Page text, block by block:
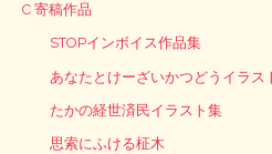
C 寄稿作品
STOPインボイス作品集
あなたとけーざいかつどうイラス
たかの経世済民イラスト集
思索にふける柾木